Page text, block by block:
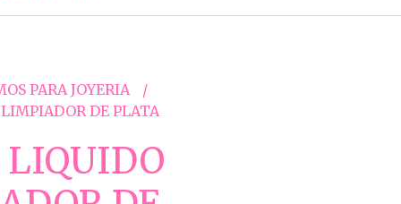
PARA JOYERIA
DE PLATA
LIQUIDO